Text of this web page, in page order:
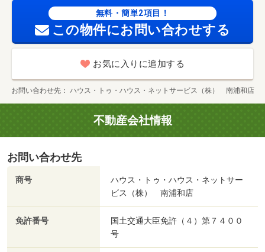
無料・簡単2項目！
この物件にお問い合わせする
お気に入りに追加する
お問い合わせ先 ハウス・トゥ・ハウス・ネットサービス（株） 南浦和店
不動産会社情報
お問い合わせ先
商号
ハウス・トゥ・ハウス・ネットサー
ビス（株） 南浦和店
免許番号
国土交通大臣免許（４）第７４００
号